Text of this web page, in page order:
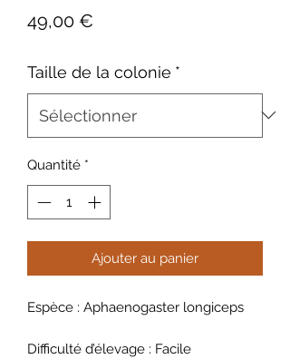
49,00 €
Taille de la colonie *
Quantité *
Ajouter au panier
Espèce : Aphaenogaster longiceps
Difficulté d’élevage : Facile